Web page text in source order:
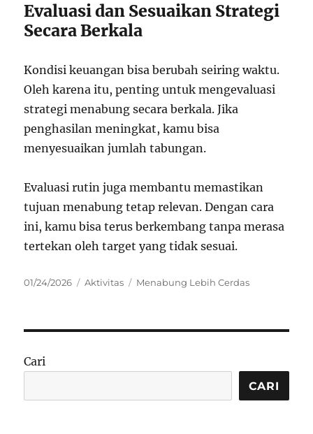
Evaluasi dan Sesuaikan Strategi
Secara Berkala
Kondisi keuangan bisa berubah seiring waktu.
Oleh karena itu, penting untuk mengevaluasi
strategi menabung secara berkala. Jika
penghasilan meningkat, kamu bisa
menyesuaikan jumlah tabungan.
Evaluasi rutin juga membantu memastikan
tujuan menabung tetap relevan. Dengan cara
ini, kamu bisa terus berkembang tanpa merasa
tertekan oleh target yang tidak sesuai.
Posted
01/24/2026 Categories
Aktivitas Tags
Menabung Lebih Cerdas
Cari
CARI